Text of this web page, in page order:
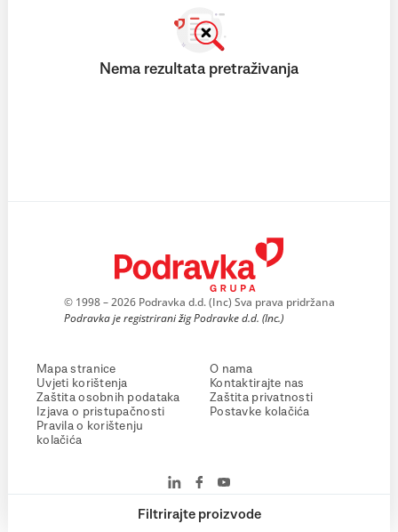
Filtrirajte proizvode
Nema rezultata pretraživanja
© 1998 – 2026 Podravka d.d. (Inc) Sva prava pridržana
Podravka je registrirani žig Podravke d.d. (Inc.)
Mapa stranice
Uvjeti korištenja
Zaštita osobnih podataka
Izjava o pristupačnosti
Pravila o korištenju
kolačića
O nama
Kontaktirajte nas
Zaštita privatnosti
Postavke kolačića